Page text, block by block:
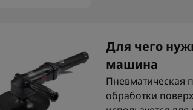
Для чего
машина
Пневматическая
обработки